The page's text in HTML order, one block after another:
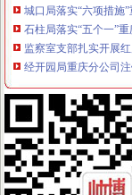
石柱局落实“五个一”
监察室支部扎实开展红
经开园局重庆分公司
巴南局鱼洞所落实“五
南川局建立内激励、
渝北局“三个结合”重
市重庆分公司注销局
九龙坡区新增六件重
南岸局“宣、培、研、
渝中局“两个结合”重庆